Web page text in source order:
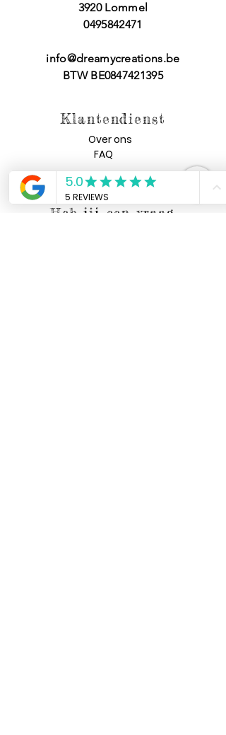
3920 Lommel
0495842471
info@dreamycreations.be
BTW BE0847421395
Klantendienst
Over ons
FAQ
Algemene voorwaarden
Heb jij een vraag